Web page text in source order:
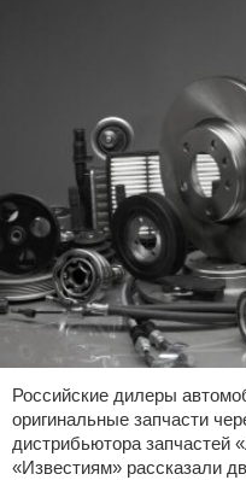
Российские дилеры
оригинальные запчасти
дистрибьютора
«Известиям» рассказали